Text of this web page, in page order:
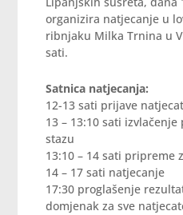
organizira natjecanje u
ribnjaku Milka Trnina u
sati.
Satnica natjecanja:
12-13 sati prijave
13 – 13:10 sati
stazu
13:10 – 14 sati pripreme
14 – 17 sati natjecanje
17:30 proglašenje
domjenak za sve